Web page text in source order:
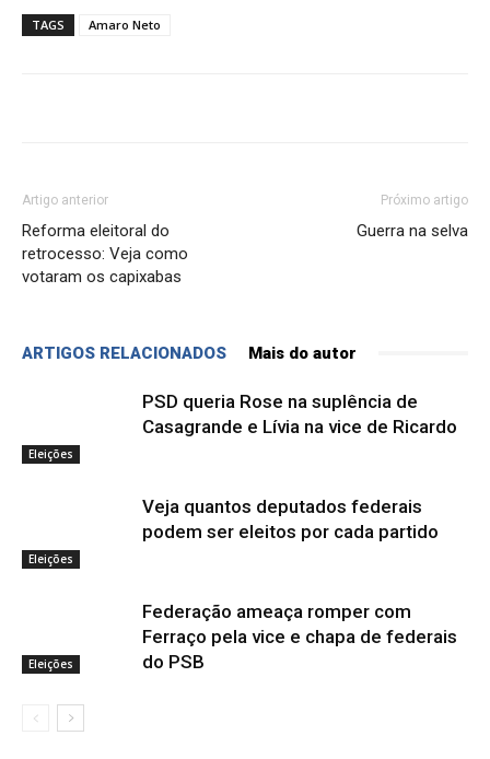
TAGS Amaro Neto
Artigo anterior
Reforma eleitoral do
retrocesso: Veja como
votaram os capixabas
Próximo artigo
Guerra na selva
ARTIGOS RELACIONADOS Mais do autor
Eleições
PSD queria Rose na suplência de
Casagrande e Lívia na vice de Ricardo
Eleições
Veja quantos deputados federais
podem ser eleitos por cada partido
Eleições
Federação ameaça romper com
Ferraço pela vice e chapa de federais
do PSB